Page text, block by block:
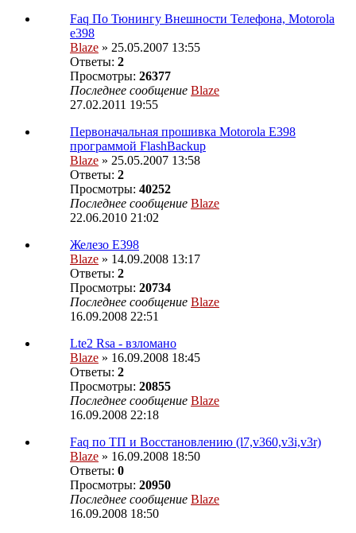
Faq По Тюнингу Внешности Телефона, Motorola
e398
Blaze » 25.05.2007 13:55
Ответы: 2
Просмотры: 26377
Последнее сообщение Blaze
27.02.2011 19:55
Первоначальная прошивка Motorola E398
программой FlashBackup
Blaze » 25.05.2007 13:58
Ответы: 2
Просмотры: 40252
Последнее сообщение Blaze
22.06.2010 21:02
Железо Е398
Blaze » 14.09.2008 13:17
Ответы: 2
Просмотры: 20734
Последнее сообщение Blaze
16.09.2008 22:51
Lte2 Rsa - взломано
Blaze » 16.09.2008 18:45
Ответы: 2
Просмотры: 20855
Последнее сообщение Blaze
16.09.2008 22:18
Faq по ТП и Восcтановлению (l7,v360,v3i,v3r)
Blaze » 16.09.2008 18:50
Ответы: 0
Просмотры: 20950
Последнее сообщение Blaze
16.09.2008 18:50